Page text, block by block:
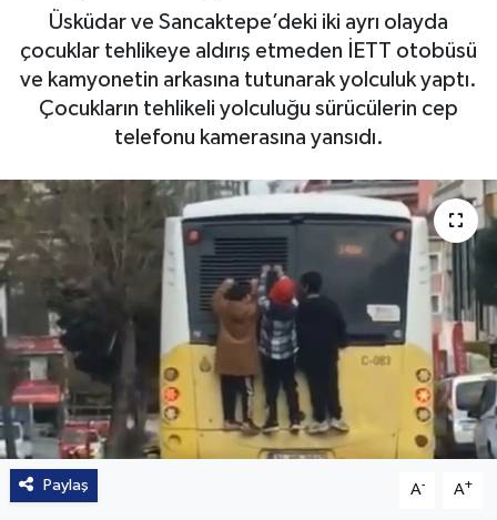
Üsküdar ve Sancaktepe’deki iki ayrı olayda
çocuklar tehlikeye aldırış etmeden İETT otobüsü
ve kamyonetin arkasına tutunarak yolculuk yaptı.
Çocukların tehlikeli yolculuğu sürücülerin cep
telefonu kamerasına yansıdı.
Paylaş A- A+